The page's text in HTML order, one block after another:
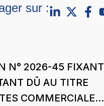
sur :
N° 2026-45 FIXANT
DÛ AU TITRE
COMMERCIALES